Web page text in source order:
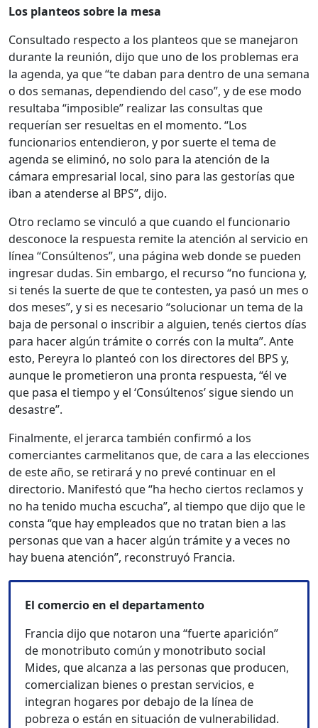
Los planteos sobre la mesa
Consultado respecto a los planteos que se manejaron
durante la reunión, dijo que uno de los problemas era
la agenda, ya que “te daban para dentro de una semana
o dos semanas, dependiendo del caso”, y de ese modo
resultaba “imposible” realizar las consultas que
requerían ser resueltas en el momento. “Los
funcionarios entendieron, y por suerte el tema de
agenda se eliminó, no solo para la atención de la
cámara empresarial local, sino para las gestorías que
iban a atenderse al BPS”, dijo.
Otro reclamo se vinculó a que cuando el funcionario
desconoce la respuesta remite la atención al servicio en
línea “Consúltenos”, una página web donde se pueden
ingresar dudas. Sin embargo, el recurso “no funciona y,
si tenés la suerte de que te contesten, ya pasó un mes o
dos meses”, y si es necesario “solucionar un tema de la
baja de personal o inscribir a alguien, tenés ciertos días
para hacer algún trámite o corrés con la multa”. Ante
esto, Pereyra lo planteó con los directores del BPS y,
aunque le prometieron una pronta respuesta, “él ve
que pasa el tiempo y el ‘Consúltenos’ sigue siendo un
desastre”.
Finalmente, el jerarca también confirmó a los
comerciantes carmelitanos que, de cara a las elecciones
de este año, se retirará y no prevé continuar en el
directorio. Manifestó que “ha hecho ciertos reclamos y
no ha tenido mucha escucha”, al tiempo que dijo que le
consta “que hay empleados que no tratan bien a las
personas que van a hacer algún trámite y a veces no
hay buena atención”, reconstruyó Francia.
El comercio en el departamento
Francia dijo que notaron una “fuerte aparición”
de monotributo común y monotributo social
Mides, que alcanza a las personas que producen,
comercializan bienes o prestan servicios, e
integran hogares por debajo de la línea de
pobreza o están en situación de vulnerabilidad.